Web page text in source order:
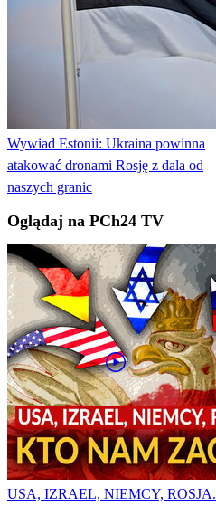
Wywiad Estonii: Ukraina powinna
atakować dronami Rosję z dala od
naszych granic
Oglądaj na PCh24 TV
USA, IZRAEL, NIEMCY, ROSJA.